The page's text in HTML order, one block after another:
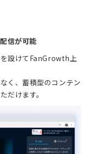
信が可能
設けてFanGrowth上
く、蓄積型のコンテン
だけます。